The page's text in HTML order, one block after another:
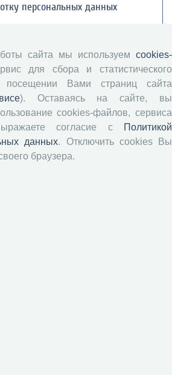
персональных данных
сайта мы используем cookies-
для сбора и статистического
Вами страниц сайта
). Оставаясь на сайте, вы
cookies-файлов, сервиса
согласие с
Политикой
данных. Отключить cookies Вы
браузера.